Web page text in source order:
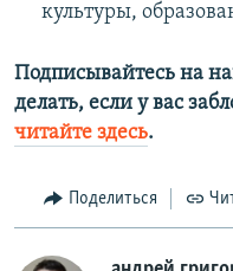
культуры,
Подписывайтесь на
делать, если у вас
читайте здесь.
Поделиться